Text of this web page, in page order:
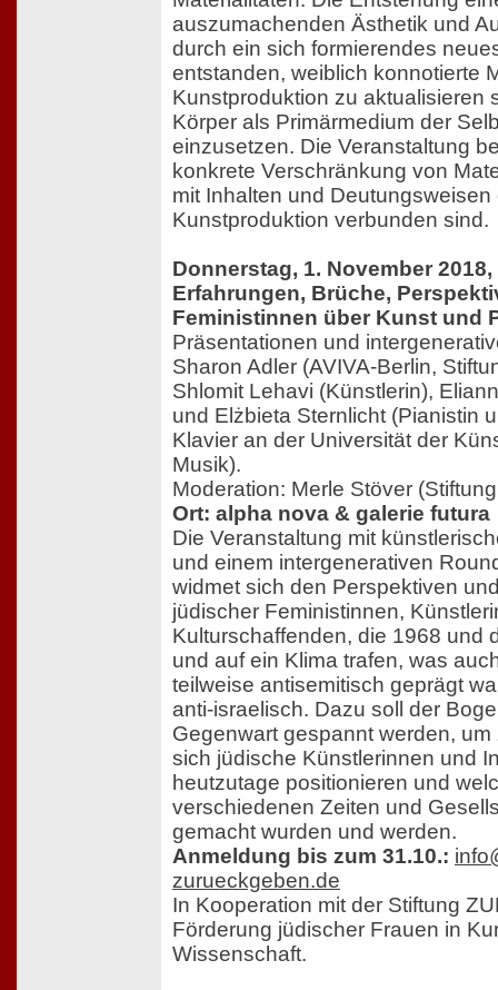
auszumachenden Ästhetik und
durch ein sich formierendes
entstanden, weiblich konnotierte
Kunstproduktion zu aktualisieren
Körper als Primärmedium der
einzusetzen. Die Veranstaltung
konkrete Verschränkung von
mit Inhalten und
Kunstproduktion verbunden sind.
Donnerstag, 1. November 2018,
Erfahrungen, Brüche,
Feministinnen über Kunst und
Präsentationen und
Sharon Adler (AVIVA-Berlin,
Shlomit Lehavi (Künstlerin),
und Elżbieta Sternlicht (Pianistin
Klavier an der Universität der
Musik).
Moderation: Merle Stöver
Ort: alpha nova & galerie futura
Die Veranstaltung mit
und einem intergenerativen
widmet sich den Perspektiven
jüdischer Feministinnen,
Kulturschaffenden, die 1968 und
und auf ein Klima trafen, was
teilweise antisemitisch geprägt
anti-israelisch. Dazu soll der
Gegenwart gespannt werden,
sich jüdische Künstlerinnen und
heutzutage positionieren und
verschiedenen Zeiten und
gemacht wurden und werden.
Anmeldung bis zum 31.10.:
zurueckgeben.de
In Kooperation mit der Stiftung
Förderung jüdischer Frauen in
Wissenschaft.